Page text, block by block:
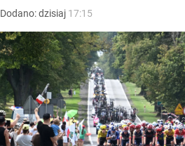
Dodano:dzisiaj 17:15